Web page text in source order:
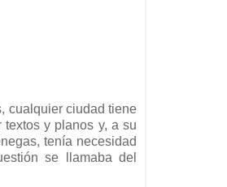
cualquier ciudad tiene
y planos y, a su
tenía necesidad
se llamaba del